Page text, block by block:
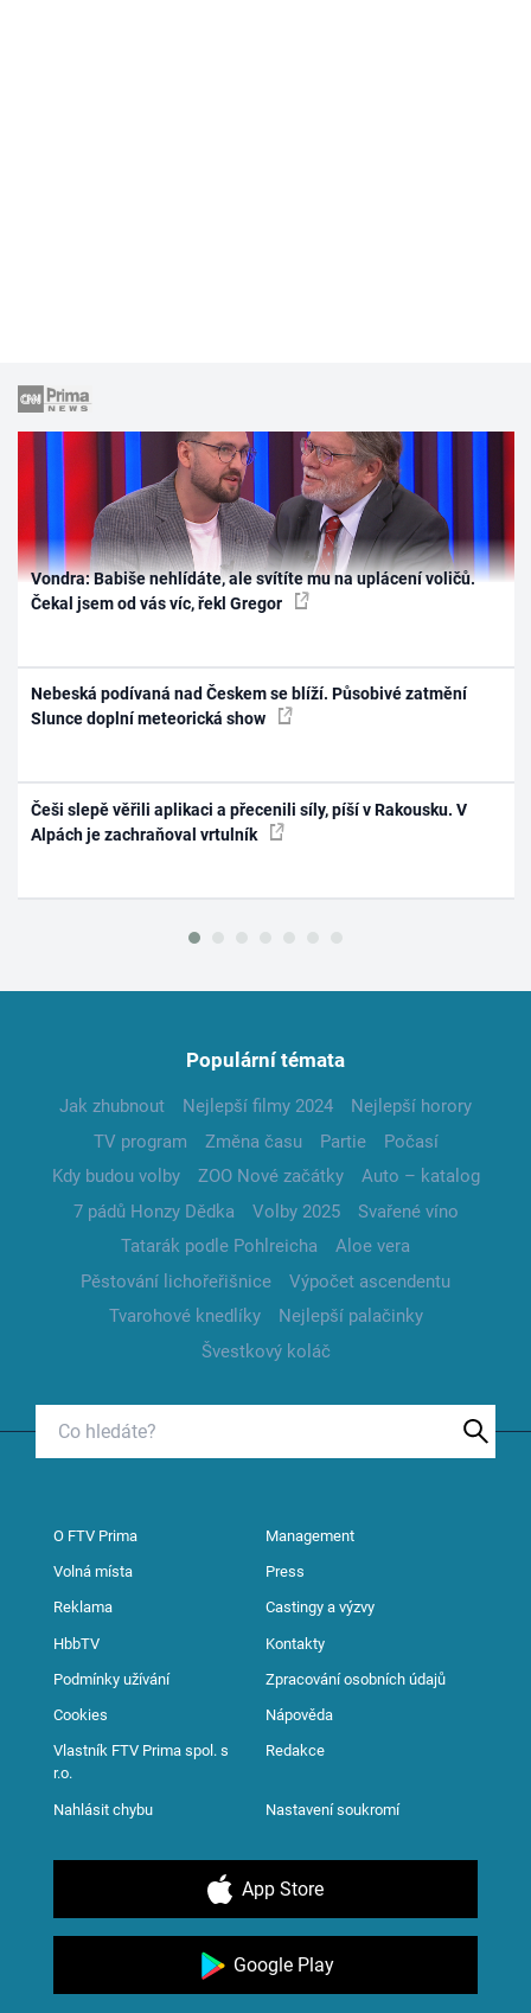
Vondra: Babiše nehlídáte, ale svítíte mu na uplácení voličů.
Čekal jsem od vás víc, řekl Gregor
Nebeská podívaná nad Českem se blíží. Působivé zatmění
Slunce doplní meteorická show
Češi slepě věřili aplikaci a přecenili síly, píší v Rakousku. V
Alpách je zachraňoval vrtulník
Populární témata
Jak zhubnout Nejlepší filmy 2024
Nejlepší horory
TV program
Změna času Partie
Počasí
Kdy budou volby
ZOO Nové začátky
Auto – katalog
7 pádů Honzy Dědka
Volby 2025
Svařené víno
Tatarák podle Pohlreicha
Aloe vera
Pěstování lichořeřišnice
Výpočet ascendentu
Tvarohové knedlíky
Nejlepší palačinky
Švestkový koláč
O FTV Prima Management
Volná místa Press
Reklama Castingy a výzvy
HbbTV Kontakty
Podmínky užívání Zpracování osobních údajů
Cookies Nápověda
Vlastník FTV Prima spol. s
r.o.
Redakce
Nahlásit chybu Nastavení soukromí
App Store
Google Play